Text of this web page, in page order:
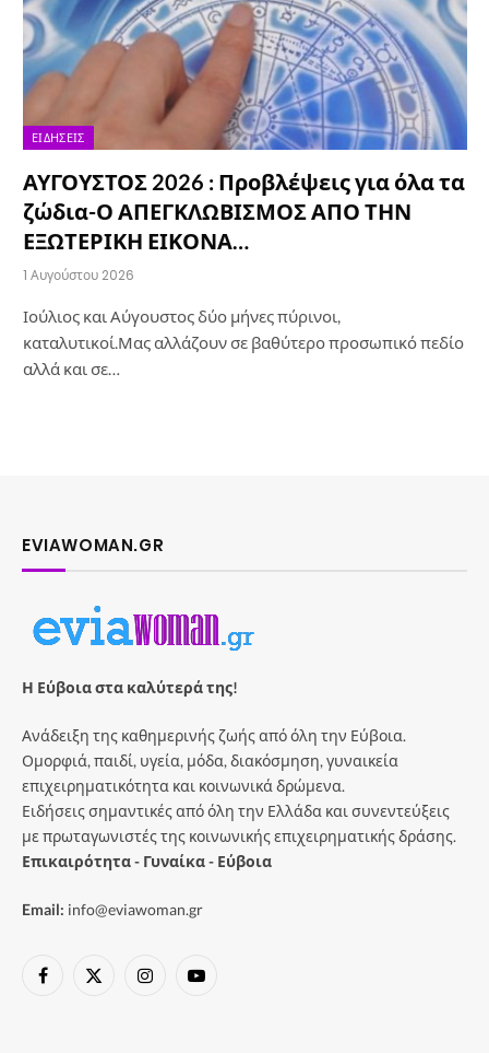
ΕΙΔΉΣΕΙΣ
ΑΥΓΟΥΣΤΟΣ 2026 : Προβλέψεις για όλα τα
ζώδια-Ο ΑΠΕΓΚΛΩΒΙΣΜΟΣ ΑΠΟ ΤΗΝ
ΕΞΩΤΕΡΙΚΗ ΕΙΚΟΝΑ…
1 Αυγούστου 2026
Ιούλιος και Αύγουστος δύο μήνες πύρινοι,
καταλυτικοί.Μας αλλάζουν σε βαθύτερο προσωπικό πεδίο
αλλά και σε…
EVIAWOMAN.GR
Η Εύβοια στα καλύτερά της!
Ανάδειξη της καθημερινής ζωής από όλη την Εύβοια.
Ομορφιά, παιδί, υγεία, μόδα, διακόσμηση, γυναικεία
επιχειρηματικότητα και κοινωνικά δρώμενα.
Ειδήσεις σημαντικές από όλη την Ελλάδα και συνεντεύξεις
με πρωταγωνιστές της κοινωνικής επιχειρηματικής δράσης.
Επικαιρότητα - Γυναίκα - Εύβοια
Email: info@eviawoman.gr
Facebook
X
InstagramYouTube